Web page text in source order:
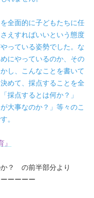
全面的に子どもたちに任
えすればいいという態度
っている姿勢でした。な
にやっているのか、その
し、こんなことを書いて
めて、採点することを全
採点するとは何か？」
大事なのか？」等々のこ
。
』
？ の前半部分より
ーーーー